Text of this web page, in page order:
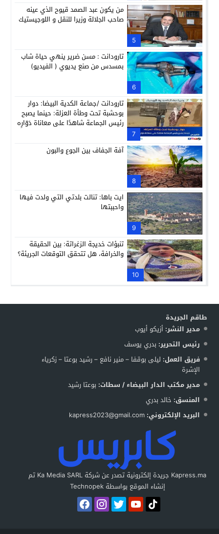
5
من يكون عبد الصمد قيوح الذي عينه
صاحب الجلالة وزيرا للنقل و اللوجيستيك
6
تارودانت : مسن ضرير ينهي حياة شاب
بمسدس من صنع يديوي ( الفيديو)
7
تارودانت /جماعة الكدية البيضا: دوار
بوحشبة تحت وطأة العزلة: حينما يصبح
رئيس الجماعة شاهدًا على معاناة دَوّارِه
8
آفة الجفاف بين الجوع والبون
9
ايت باها: تنالت بلدتي التي ولدت فيها
واحببتها
10
تنبؤات خديجة الزغراتة: بين الحقيقة
والخرافة، هل تتحقق التوقعات الجريئة؟
طاقم الجريدة
مدير النشر: أزيكو أيوب
رئيس التحرير: بدري يوسف
فريق العمل: ليلى بوقفا – منير نافع – رشيد بوعتا – زكرياء
الإشرة
مدير مكتب الدار البيضاء / سطات: بوعتا رشيد
المنسق: خالد بدري
البريد الإلكتروني: kapress2023@gmail.com
Kapress.ma جريدة إلكترونية تصدر عن شركة Ka Media SARL تم
إنشاء الموقع بواسطة Technopek